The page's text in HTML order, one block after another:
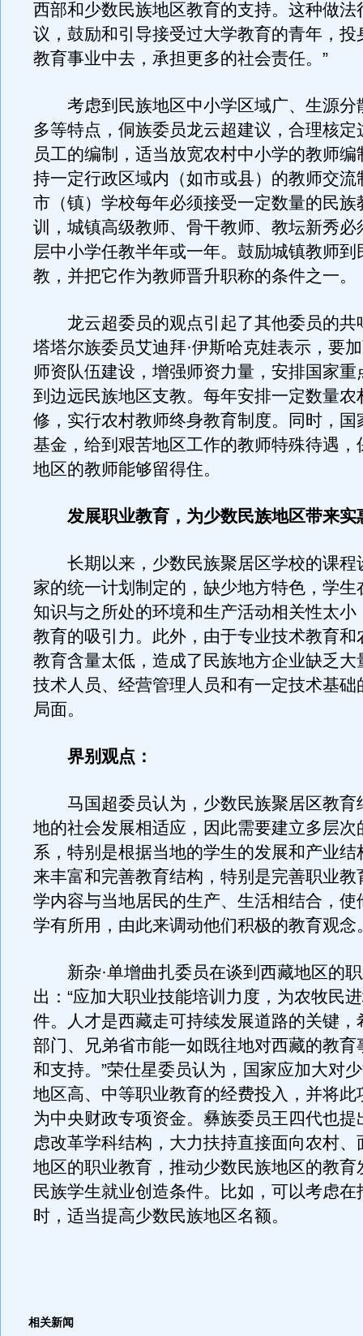
西部和少数民族地区教育的支持。这种做法
议，鼓励和引导接受过大学教育的青年，投
教育事业中去，承担更多的社会责任。”
考虑到民族地区中小学区域广、生源分
多等特点，侗族委员龙云超建议，合理核定
员工的编制，适当放宽农村中小学的教师编
持一定行政区域内（如市或县）的教师交流
市（镇）学校每年必须接受一定数量的民族
训，城镇高级教师、骨干教师、教坛新秀必
层中小学任教半年或一年。鼓励城镇教师到
教，并把它作为教师晋升职称的条件之一。
龙云超委员的观点引起了其他委员的共
塔塔尔族委员艾迪拜·伊斯哈克娃表示，要
师资队伍建设，增强师资力量，安排国家重
到边远民族地区支教。每年安排一定数量农
修，实行农村教师终身教育制度。同时，国
基金，给到艰苦地区工作的教师特殊待遇，
地区的教师能够留得住。
发展职业教育，为少数民族地区带来实
长期以来，少数民族聚居区学校的课程
家的统一计划制定的，缺少地方特色，学生
知识与之所处的环境和生产活动相关性太小
教育的吸引力。此外，由于专业技术教育和
教育含量太低，造成了民族地方企业缺乏大
技术人员、经营管理人员和有一定技术基础
局面。
界别观点：
马国超委员认为，少数民族聚居区教育
地的社会发展相适应，因此需要建立多层次
系，特别是根据当地的学生的发展和产业结
来丰富和完善教育结构，特别是完善职业教
学内容与当地居民的生产、生活相结合，使
学有所用，由此来调动他们积极的教育观念
新杂·单增曲扎委员在谈到西藏地区的职
出：“应加大职业技能培训力度，为农牧民
件。人才是西藏走可持续发展道路的关键，
部门、兄弟省市能一如既往地对西藏的教育
和支持。”荣仕星委员认为，国家应加大对
地区高、中等职业教育的经费投入，并将此
为中央财政专项资金。彝族委员王四代也提
虑改革学科结构，大力扶持直接面向农村、
地区的职业教育，推动少数民族地区的教育
民族学生就业创造条件。比如，可以考虑在
时，适当提高少数民族地区名额。
相关新闻